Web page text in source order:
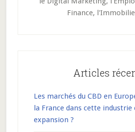
Finance,
Articles
Les marchés du CBD en
la France dans cette industrie
expansion ?